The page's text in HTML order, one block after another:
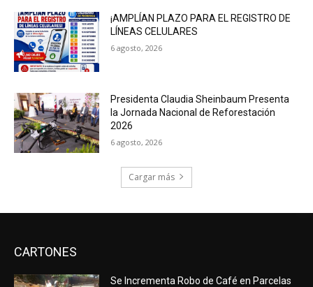
¡AMPLÍAN PLAZO PARA EL REGISTRO DE
LÍNEAS CELULARES
6 agosto, 2026
Presidenta Claudia Sheinbaum Presenta
la Jornada Nacional de Reforestación
2026
6 agosto, 2026
Cargar más
CARTONES
Se Incrementa Robo de Café en Parcelas